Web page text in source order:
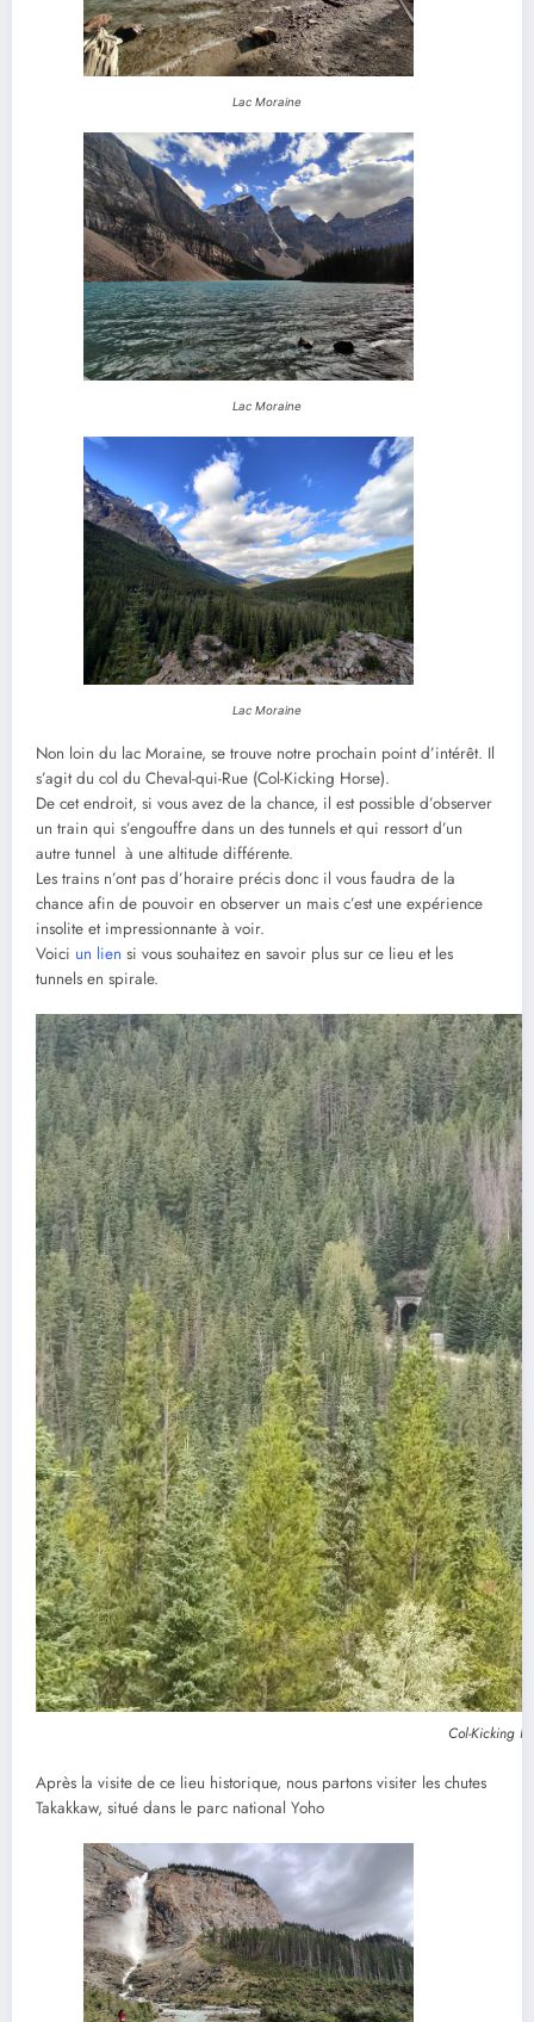
Lac Moraine
Lac Moraine
Lac Moraine
Non loin du lac Moraine, se trouve notre prochain point d’intérêt. Il
s’agit du col du Cheval-qui-Rue (Col-Kicking Horse).
De cet endroit, si vous avez de la chance, il est possible d’observer
un train qui s’engouffre dans un des tunnels et qui ressort d’un
autre tunnel à une altitude différente.
Les trains n’ont pas d’horaire précis donc il vous faudra de la
chance afin de pouvoir en observer un mais c’est une expérience
insolite et impressionnante à voir.
Voici un lien si vous souhaitez en savoir plus sur ce lieu et les
tunnels en spirale.
Col-Kicking
Après la visite de ce lieu historique, nous partons visiter les chutes
Takakkaw, situé dans le parc national Yoho